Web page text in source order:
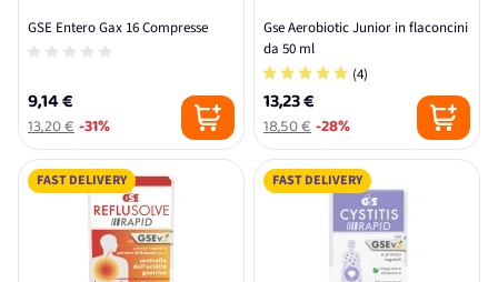
GSE Entero Gax 16 Compresse
9,14 €
13,20 €-31%
Gse Aerobiotic Junior in flaconcini
da 50 ml
(4)
13,23 €
18,50 €-28%
FAST DELIVERY FAST DELIVERY